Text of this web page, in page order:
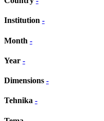
Institution -
Month -
Year -
Dimensions -
Tehnika -